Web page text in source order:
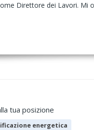
Direttore dei Lavori. Mi
tua posizione
energetica